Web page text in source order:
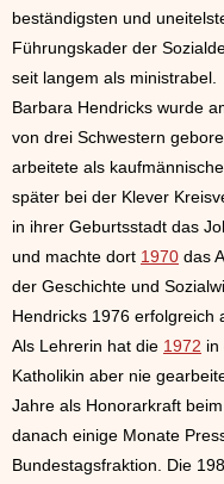
beständigsten und
Führungskader der
seit langem als ministrabel.
Barbara Hendricks wurde
von drei Schwestern
arbeitete als
später bei der Klever
in ihrer Geburtsstadt das
und machte dort 1970 das
der Geschichte und
Hendricks 1976 erfolgreich
Als Lehrerin hat die 1972 in
Katholikin aber nie
Jahre als Honorarkraft
danach einige Monate
Bundestagsfraktion. Die